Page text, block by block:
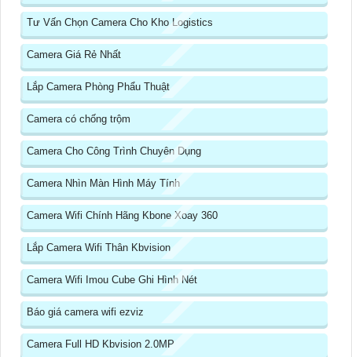
Tư Vấn Chọn Camera Cho Kho Logistics
Camera Giá Rẻ Nhất
Lắp Camera Phòng Phẩu Thuật
Camera có chống trộm
Camera Cho Công Trình Chuyên Dụng
Camera Nhìn Màn Hình Máy Tính
Camera Wifi Chính Hãng Kbone Xoay 360
Lắp Camera Wifi Thân Kbvision
Camera Wifi Imou Cube Ghi Hình Nét
Báo giá camera wifi ezviz
Camera Full HD Kbvision 2.0MP